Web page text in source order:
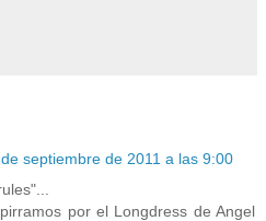
septiembre de 2011 a las 9:00
por el Longdress de Angel